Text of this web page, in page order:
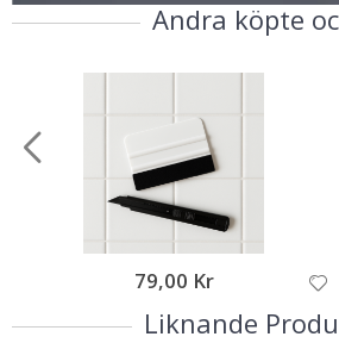
Andra köpte
79,00 Kr
Liknande